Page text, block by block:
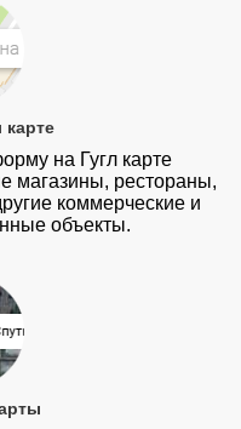
карте
на Гугл карте
магазины, рестораны,
коммерческие и
объекты.